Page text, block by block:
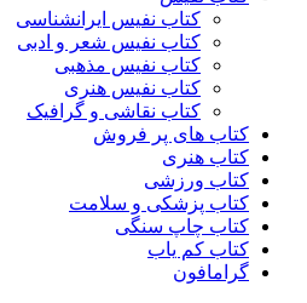
کتاب نفیس ایرانشناسی
کتاب نفیس شعر و ادبی
کتاب نفیس مذهبی
کتاب نفیس هنری
کتاب نقاشی و گرافیک
کتاب های پر فروش
کتاب هنری
کتاب ورزشی
کتاب پزشکی و سلامت
کتاب چاپ سنگی
کتاب کم یاب
گرامافون